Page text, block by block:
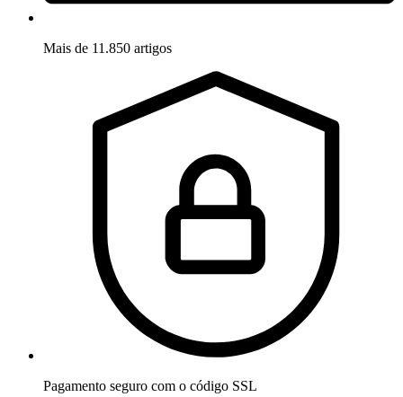
Mais de 11.850 artigos
Pagamento seguro com o código SSL